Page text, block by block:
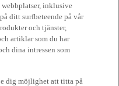
webbplatser, inklusive
ditt surfbeteende på vår
och tjänster,
artiklar som du har
dina intressen som
dig möjlighet att titta på